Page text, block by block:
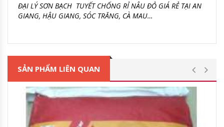
ĐẠI LÝ SƠN BẠCH TUYẾT CHỐNG RỈ NÂU ĐỎ GIÁ RẺ TẠI AN
GIANG, HẬU GIANG, SÓC TRĂNG, CÀ MAU…
SẢN PHẨM LIÊN QUAN